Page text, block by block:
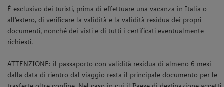
È esclusivo dei turisti, prima di effettuare una vacanza in Italia o
all’estero, di verificare la validità e la validità residua dei propri
documenti, nonché dei visti e di tutti i certificati eventualmente
richiesti.
ATTENZIONE: il passaporto con validità residua di almeno 6 mesi
dalla data di rientro dal viaggio resta il principale documento per le